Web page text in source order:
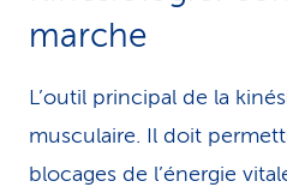
participation aux coûts
adaptéeet si votre
la caisse-maladie.
marche
L’outil principal de la
musculaire. Il doit
blocages de l’énergie